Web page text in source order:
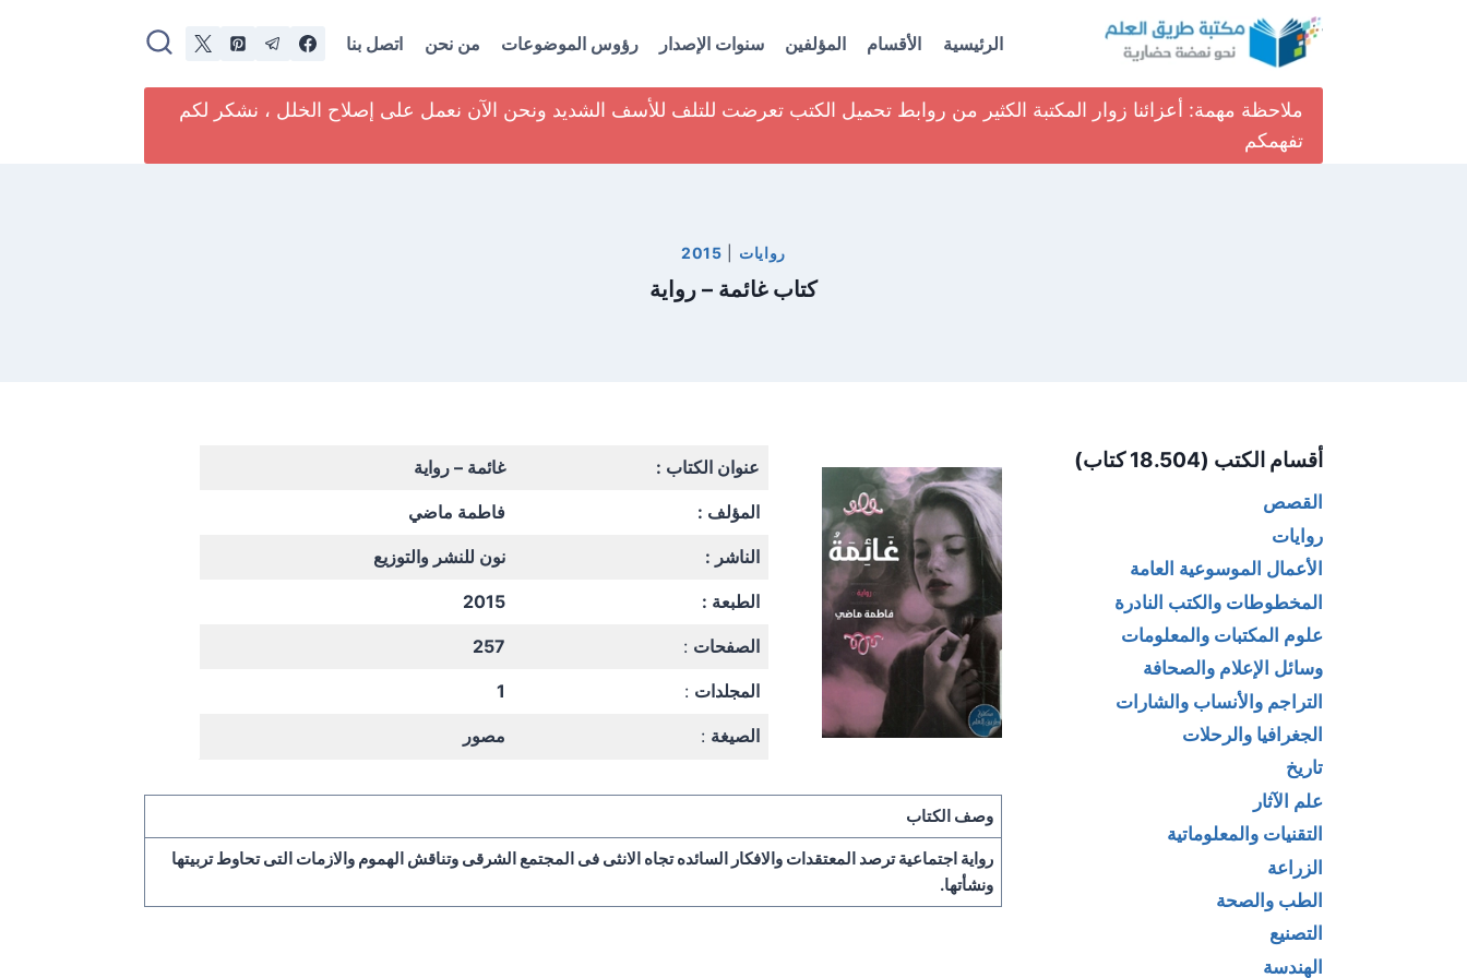
الرئيسية الأقسام المؤلفين سنوات الإصدار رؤوس الموضوعات من نحن اتصل بنا
ملاحظة مهمة: أعزائنا زوار المكتبة الكثير من روابط تحميل الكتب تعرضت للتلف للأسف الشديد ونحن الآن نعمل على إصلاح الخلل ، نشكر لكم
تفهمكم
روايات 2015
كتاب غائمة – رواية
عنوان الكتاب : غائمة – رواية
المؤلف : فاطمة ماضي
الناشر : نون للنشر والتوزيع
الطبعة : 2015
الصفحات :
257
المجلدات :
1
الصيغة : مصور
وصف الكتاب
رواية اجتماعية ترصد المعتقدات والافكار السائده تجاه الانثى فى المجتمع الشرقى وتناقش الهموم والازمات التى تحاوط تربيتها
ونشأتها.
أقسام الكتب (18.504 كتاب)
القصص
روايات
الأعمال الموسوعية العامة
المخطوطات والكتب النادرة
علوم المكتبات والمعلومات
وسائل الإعلام والصحافة
التراجم والأنساب والشارات
الجغرافيا والرحلات
تاريخ
علم الآثار
التقنيات والمعلوماتية
الزراعة
الطب والصحة
التصنيع
الهندسة